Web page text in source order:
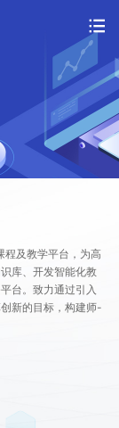
及教学平台，为高
库、开发智能化教
台。致力通过引入
新的目标，构建师-